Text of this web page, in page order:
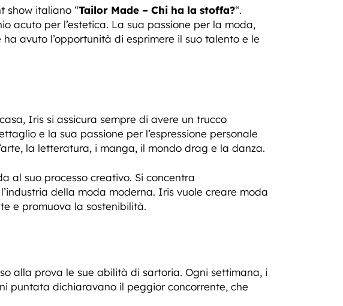
show italiano “Tailor Made – Chi ha la stoffa?“.
acuto per l’estetica. La sua passione per la moda,
avuto l’opportunità di esprimere il suo talento e le
Iris si assicura sempre di avere un trucco
e la sua passione per l’espressione personale
la letteratura, i manga, il mondo drag e la danza.
al suo processo creativo. Si concentra
della moda moderna. Iris vuole creare moda
e promuova la sostenibilità.
alla prova le sue abilità di sartoria. Ogni settimana, i
puntata dichiaravano il peggior concorrente, che